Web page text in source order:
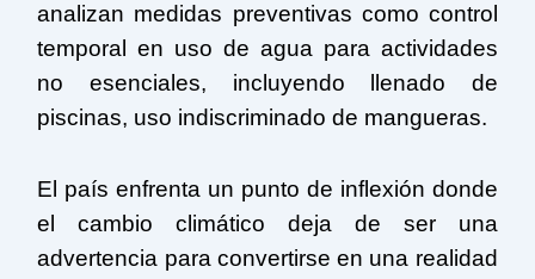
analizan medidas preventivas como control
temporal en uso de agua para actividades
no esenciales, incluyendo llenado de
piscinas, uso indiscriminado de mangueras.
El país enfrenta un punto de inflexión donde
el cambio climático deja de ser una
advertencia para convertirse en una realidad